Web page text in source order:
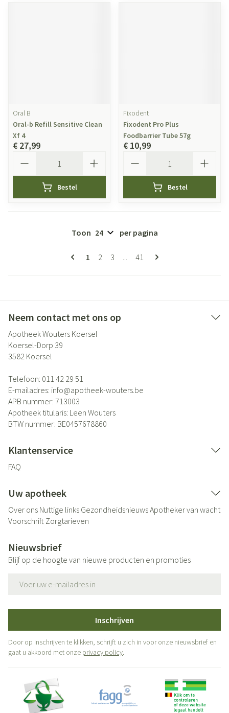
Oral B
Oral-b Refill Sensitive Clean
Xf 4
€ 27,99
Bestel
Fixodent
Fixodent Pro Plus
Foodbarrier Tube 57g
€ 10,99
Bestel
Pagina's
U lees momenteel pagina
1 Pagina
2 Pagina
3 ... Pagina
41
Toon per pagina
Neem contact met ons op
Apotheek Wouters Koersel
Koersel-Dorp 39
3582 Koersel
Telefoon: 011 42 29 51
E-mailadres: info@apotheek-wouters.be
APB nummer: 713003
Apotheek titularis: Leen Wouters
BTW nummer: BE0457678860
Klantenservice
FAQ
Uw apotheek
Over ons Nuttige links GezondheidsnieuwsApotheker van wacht
Voorschrift Zorgtarieven
Nieuwsbrief
Blijf op de hoogte van nieuwe producten en promoties
Inschrijven
Door op inschrijven te klikken, schrijft u zich in voor onze nieuwsbrief en
gaat u akkoord met onze privacy policy.